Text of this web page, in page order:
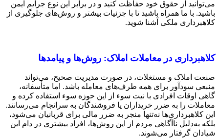
می‌توانید از حقوق خود حفاظت کنید و در برابر این نوع جرایم ایمن
باشید. با ما همراه باشید تا با جزئیات بیشتر و روش‌های جلوگیری از
کلاهبرداری ملکی آشنا شوید.
کلاهبرداری در معاملات املاک: روش‌ها و پیامدها
صنعت املاک و مستغلات، در صورت مدیریت صحیح، می‌تواند
منبعی سودآور برای همه طرف‌های معامله باشد. اما متأسفانه،
گاهی اوقات افرادی با نیت سوء از این حوزه سوء استفاده کرده و
معاملات را به ضرر خریداران یا فروشندگان به سرانجام می‌رسانند.
این کلاهبرداری‌ها نه‌تنها منجر به ضرر مالی برای قربانیان می‌شود،
بلکه به‌دلیل ناآگاهی مردم از این روش‌ها، افراد بیشتری در دام این
شیادان گرفتار می‌شوند.